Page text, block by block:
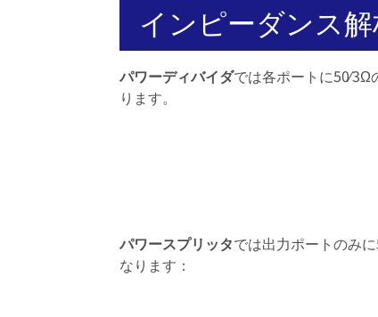
インピーダンス
パワーディバイダでは各ポートに
ります。
パワースプリッタでは出力ポートのみ
なります：